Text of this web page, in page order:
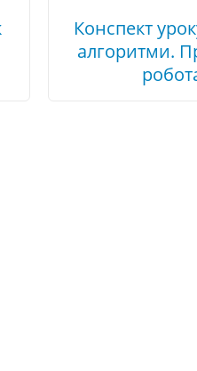
Конспект
алгоритми.